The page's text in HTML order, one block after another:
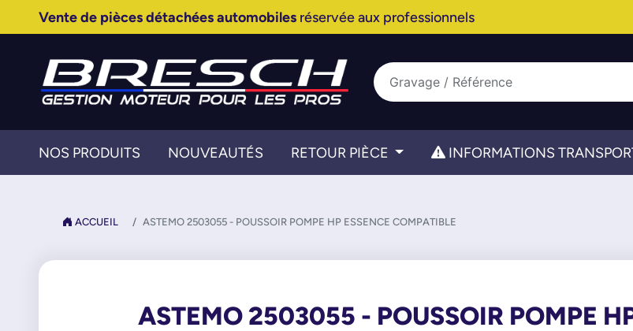
Vente de pièces détachées automobilesréservée aux professionnels
NOS PRODUITS NOUVEAUTÉS RETOUR PIÈCE INFORMATIONS
ACCUEIL ASTEMO 2503055 - POUSSOIR POMPE HP ESSENCE COMPATIBLE
ASTEMO 2503055 - POUSSOIR POMPE